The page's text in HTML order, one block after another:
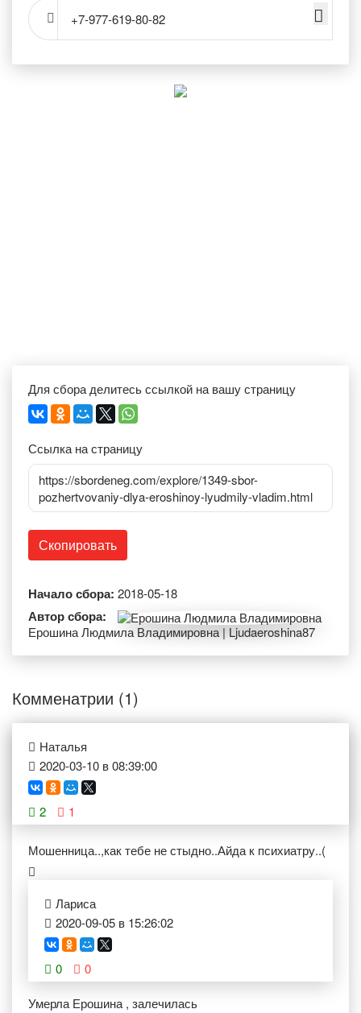
+7-977-619-80-82
Для сбора делитесь ссылкой на вашу страницу
Ссылка на страницу
https://sbordeneg.com/explore/1349-sbor-
pozhertvovaniy-dlya-eroshinoy-lyudmily-vladim.html
Скопировать
Начало сбора: 2018-05-18
Автор сбора:
Ерошина Людмила Владимировна | Ljudaeroshina87
Комменатрии (1)
Наталья
2020-03-10 в 08:39:00
2 1
Мошенница..,как тебе не стыдно..Айда к психиатру..(
Лариса
2020-09-05 в 15:26:02
0 0
Умерла Ерошина , залечилась